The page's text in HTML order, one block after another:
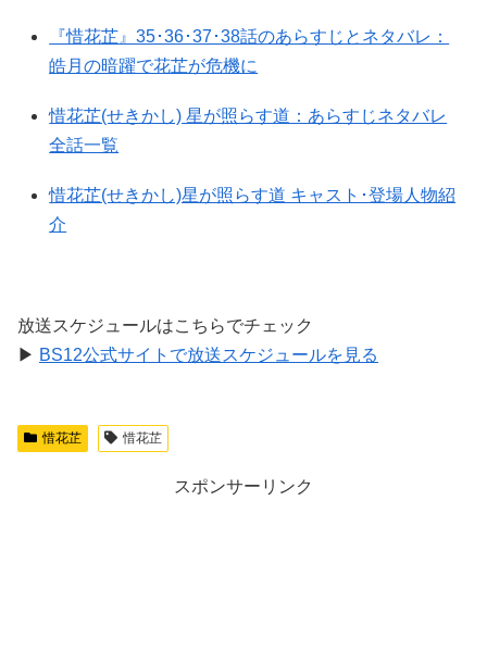
『惜花芷』35･36･37･38話のあらすじとネタバレ：
皓月の暗躍で花芷が危機に
惜花芷(せきかし) 星が照らす道：あらすじネタバレ
全話一覧
惜花芷(せきかし)星が照らす道 キャスト･登場人物紹
介
放送スケジュールはこちらでチェック
▶ BS12公式サイトで放送スケジュールを見る
惜花芷 惜花芷
スポンサーリンク